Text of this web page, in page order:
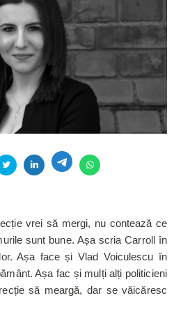
vrei să mergi, nu contează ce
sunt bune. Așa scria Carroll în
Așa face și Vlad Voiculescu în
Așa fac și mulți alți politicieni
să meargă, dar se văicăresc